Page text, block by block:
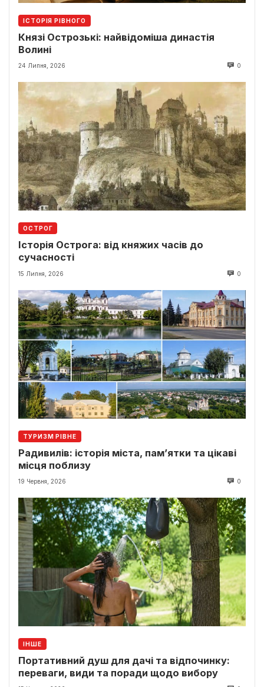
ІСТОРІЯ РІВНОГО
Князі Острозькі: найвідоміша династія
Волині
24 Липня, 2026 0
ОСТРОГ
Історія Острога: від княжих часів до
сучасності
15 Липня, 2026 0
ТУРИЗМ РІВНЕ
Радивилів: історія міста, пам’ятки та цікаві
місця поблизу
19 Червня, 2026 0
ІНШЕ
Портативний душ для дачі та відпочинку:
переваги, види та поради щодо вибору